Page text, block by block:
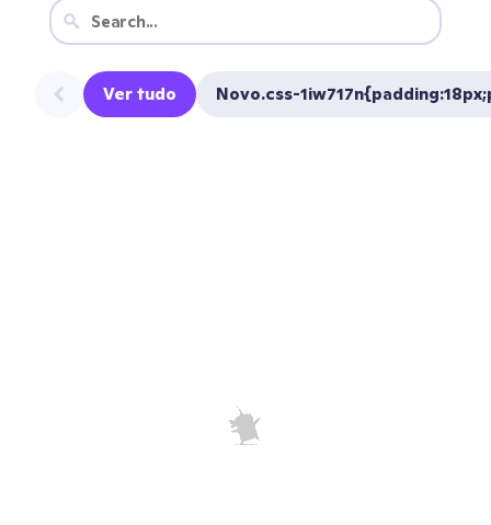
Ver tudo Novo